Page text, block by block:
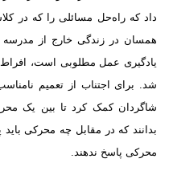
داد که راه‌حل مسائلى را که در
همسان در زندگى خارج از مدرسه
یادگیرى عمل مطلوبى است، افراط
شد. براى اجتناب از تعمیم
شاگردان کمک کرد تا بین یک
بدانند که در مقابل چه محرکى
محرکى پاسخ ندهند.